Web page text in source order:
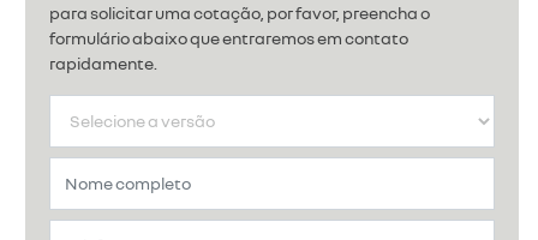
para solicitar uma cotação, por favor, preencha o
formulário abaixo que entraremos em contato
rapidamente.